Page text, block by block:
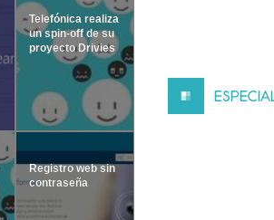
Telefónica realiza
un spin-off de su
proyecto Drivies
Registro web sin
contraseña